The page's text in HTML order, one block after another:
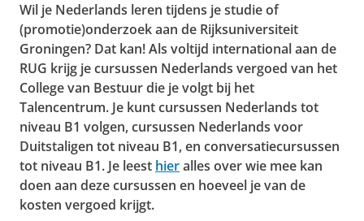
Wil je Nederlands leren tijdens je studie of
(promotie)onderzoek aan de Rijksuniversiteit
Groningen? Dat kan! Als voltijd international aan de
RUG krijg je cursussen Nederlands vergoed van het
College van Bestuur die je volgt bij het
Talencentrum. Je kunt cursussen Nederlands tot
niveau B1 volgen, cursussen Nederlands voor
Duitstaligen tot niveau B1, en conversatiecursussen
tot niveau B1. Je leest hieralles over wie mee kan
doen aan deze cursussen en hoeveel je van de
kosten vergoed krijgt.